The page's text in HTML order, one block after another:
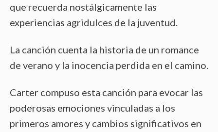
que recuerda nostálgicamente las
experiencias agridulces de la juventud.
La canción cuenta la historia de un romance
de verano y la inocencia perdida en el camino.
Carter compuso esta canción para evocar las
poderosas emociones vinculadas a los
primeros amores y cambios significativos en